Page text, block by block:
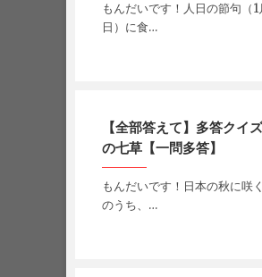
もんだいです！人日の節句（1
日）に食…
【全部答えて】多答クイ
の七草【一問多答】
もんだいです！日本の秋に咲
のうち、…